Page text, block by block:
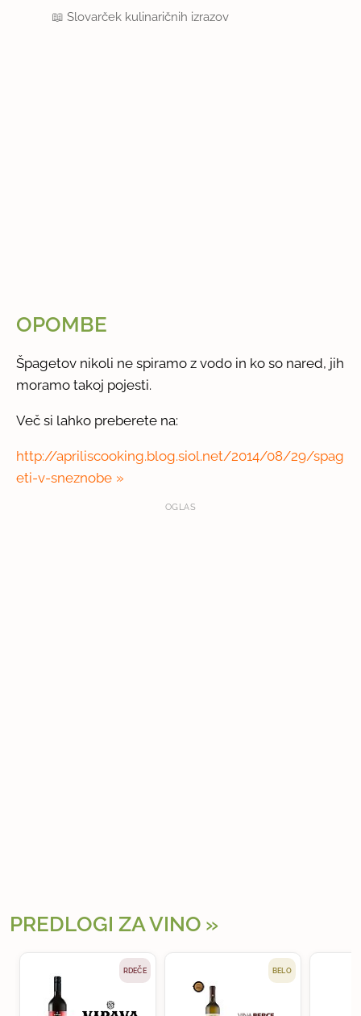
📖Slovarček kulinaričnih izrazov
OPOMBE
Špagetov nikoli ne spiramo z vodo in ko so nared, jih
moramo takoj pojesti.
Več si lahko preberete na:
http://apriliscooking.blog.siol.net/2014/08/29/spag
eti-v-sneznobe
OGLAS
PREDLOGI ZA VINO
RDEČE BELO